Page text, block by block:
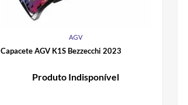
AGV
Capacete AGV K1S Bezzecchi 2023
Produto Indisponível